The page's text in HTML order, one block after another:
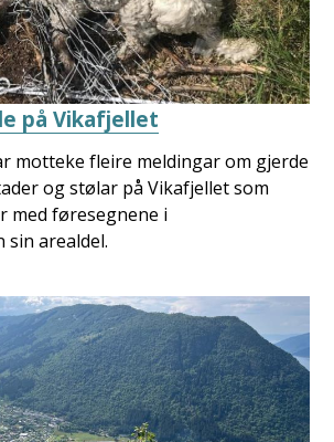
på Vikafjellet
motteke fleire meldingar om gjerde
og stølar på Vikafjellet som
med føresegnene i
sin arealdel.